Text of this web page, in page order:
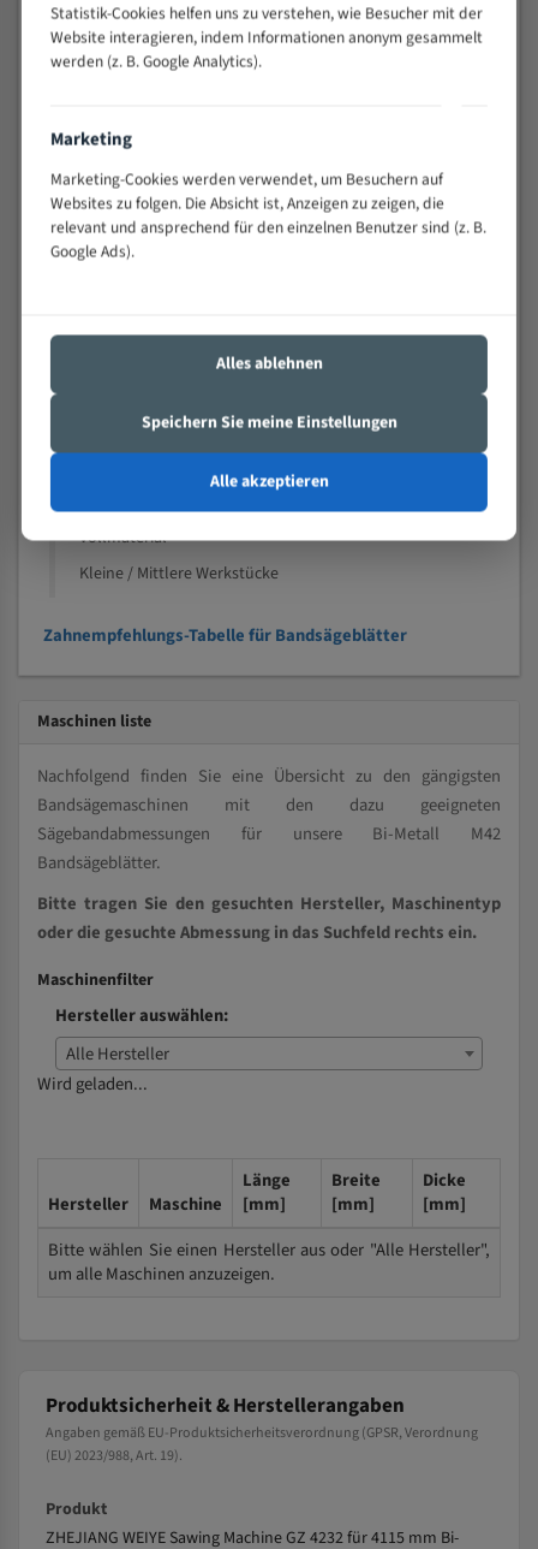
wechselnde Verbindungslängen)
Sehr geringe Vibration
Technische Beschreibung:
Positiver Spanwinkel
Bandkörper aus hochlegiertem Federstahl
Legierte HSS-beschichtete Zahnspitzen
Speziell entwickelt für Profile / Rohre
Kleine und mittlere Profile / Kleine Durchmesser
Vollmaterial
Kleine / Mittlere Werkstücke
Zahnempfehlungs-Tabelle für Bandsägeblätter
Maschinen liste
Nachfolgend finden Sie eine Übersicht zu den gängigsten
Bandsägemaschinen mit den dazu geeigneten
Sägebandabmessungen für unsere Bi-Metall M42
Bandsägeblätter.
Bitte tragen Sie den gesuchten Hersteller, Maschinentyp
oder die gesuchte Abmessung in das Suchfeld rechts ein.
Maschinenfilter
Hersteller auswählen:
Alle Hersteller
Wird geladen...
Hersteller Maschine
Länge
[mm]
Breite
[mm]
Dicke
[mm]
Bitte wählen Sie einen Hersteller aus oder "Alle Hersteller",
um alle Maschinen anzuzeigen.
Produktsicherheit & Herstellerangaben
Angaben gemäß EU-Produktsicherheitsverordnung (GPSR, Verordnung
(EU) 2023/988, Art. 19).
Produkt
ZHEJIANG WEIYE Sawing Machine GZ 4232 für 4115 mm Bi-
Statistik-Cookies helfen uns zu verstehen, wie Besucher mit der
Website interagieren, indem Informationen anonym gesammelt
werden (z. B. Google Analytics).
Marketing
Marketing-Cookies werden verwendet, um Besuchern auf
Websites zu folgen. Die Absicht ist, Anzeigen zu zeigen, die
relevant und ansprechend für den einzelnen Benutzer sind (z. B.
Google Ads).
Alles ablehnen
Speichern Sie meine Einstellungen
Alle akzeptieren